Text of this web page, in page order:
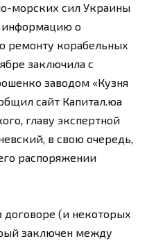
морских сил Украины
информацию о
ремонту корабельных
заключила с
заводом «Кузня
сайт Капитал.юа
главу экспертной
в свою очередь,
распоряжении
(и некоторых
заключен между